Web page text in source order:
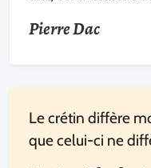
Pierre Dac
Le crétin diffère
que celui-ci ne